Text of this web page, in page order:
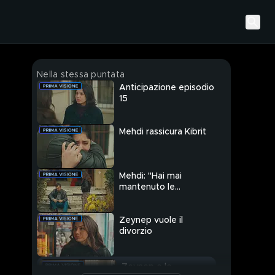
Nella stessa puntata
Anticipazione episodio
15
Mehdi rassicura Kibrit
Mehdi: "Hai mai
mantenuto le
Zeynep vuole il
divorzio
Zeynep e le